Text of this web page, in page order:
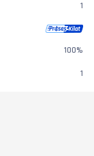
1
100%
1